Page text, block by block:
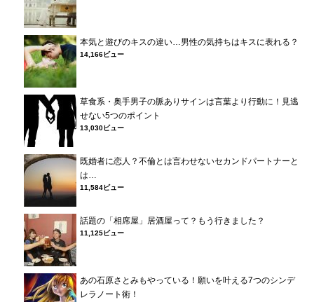
本気と遊びのキスの違い…男性の気持ちはキスに表れる？
14,166ビュー
草食系・奥手男子の脈ありサインは言葉より行動に！見逃
せない5つのポイント
13,030ビュー
既婚者に恋人？不倫とは言わせないセカンドパートナーと
は…
11,584ビュー
話題の「相席屋」居酒屋って？もう行きました？
11,125ビュー
あの石原さとみもやっている！願いを叶える7つのシンデ
レラノート術！